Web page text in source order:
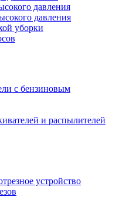
давления
давления
уборки
с бензиновым
и распылителей
устройство